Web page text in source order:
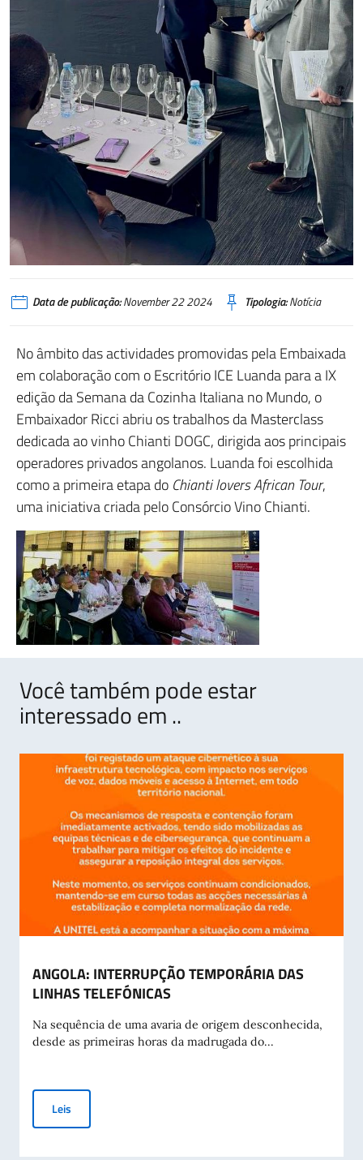
Data de publicação:November 22 2024 Tipologia:Notícia
No âmbito das actividades promovidas pela Embaixada
em colaboração com o Escritório ICE Luanda para a IX
edição da Semana da Cozinha Italiana no Mundo, o
Embaixador Ricci abriu os trabalhos da Masterclass
dedicada ao vinho Chianti DOGC, dirigida aos principais
operadores privados angolanos. Luanda foi escolhida
como a primeira etapa do Chianti lovers African Tour,
uma iniciativa criada pelo Consórcio Vino Chianti.
Você também pode estar
interessado em ..
ANGOLA: INTERRUPÇÃO TEMPORÁRIA DAS
LINHAS TELEFÓNICAS
Na sequência de uma avaria de origem desconhecida,
desde as primeiras horas da madrugada do...
Leis